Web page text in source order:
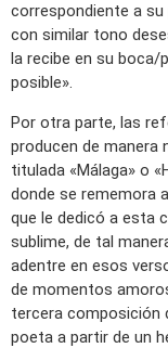
correspondiente a su
con similar tono
la recibe en su boca/
posible».
Por otra parte, las
producen de manera
titulada «Málaga» o
donde se rememora
que le dedicó a esta
sublime, de tal
adentre en esos
de momentos
tercera composición
poeta a partir de un